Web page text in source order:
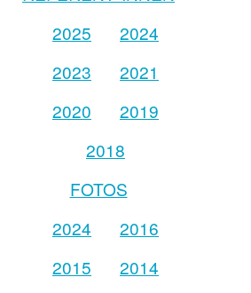
2025
2024
2023
2021
2020
2019
2018
FOTOS
2024
2016
2015
2014